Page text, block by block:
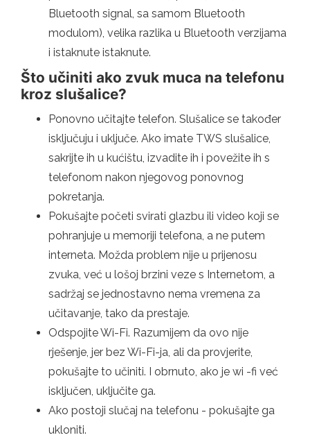
Bluetooth signal, sa samom Bluetooth
modulom), velika razlika u Bluetooth verzijama
i istaknute istaknute.
Što učiniti ako zvuk muca na telefonu
kroz slušalice?
Ponovno učitajte telefon. Slušalice se također
isključuju i uključe. Ako imate TWS slušalice,
sakrijte ih u kućištu, izvadite ih i povežite ih s
telefonom nakon njegovog ponovnog
pokretanja.
Pokušajte početi svirati glazbu ili video koji se
pohranjuje u memoriji telefona, a ne putem
interneta. Možda problem nije u prijenosu
zvuka, već u lošoj brzini veze s Internetom, a
sadržaj se jednostavno nema vremena za
učitavanje, tako da prestaje.
Odspojite Wi-Fi. Razumijem da ovo nije
rješenje, jer bez Wi-Fi-ja, ali da provjerite,
pokušajte to učiniti. I obrnuto, ako je wi -fi već
isključen, uključite ga.
Ako postoji slučaj na telefonu - pokušajte ga
ukloniti.